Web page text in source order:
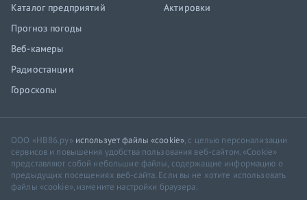
Каталог предприятий
Прогноз погоды
Веб-камеры
Радиостанции
Гороскопы
Актировки
ООО «НВ86.ру» использует файлы «cookie», с целью персонализации
сервисов и повышения удобства пользования веб-сайтом. «Cookie»
представляют собой небольшие файлы, содержащие информацию о
предыдущих посещениях веб-сайта. Если вы не хотите использовать
файлы «cookie», измените настройки браузера.